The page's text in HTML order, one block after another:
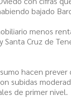
bajado
menos
Santa Cruz de
hacen prever
subidas
de primer nivel.